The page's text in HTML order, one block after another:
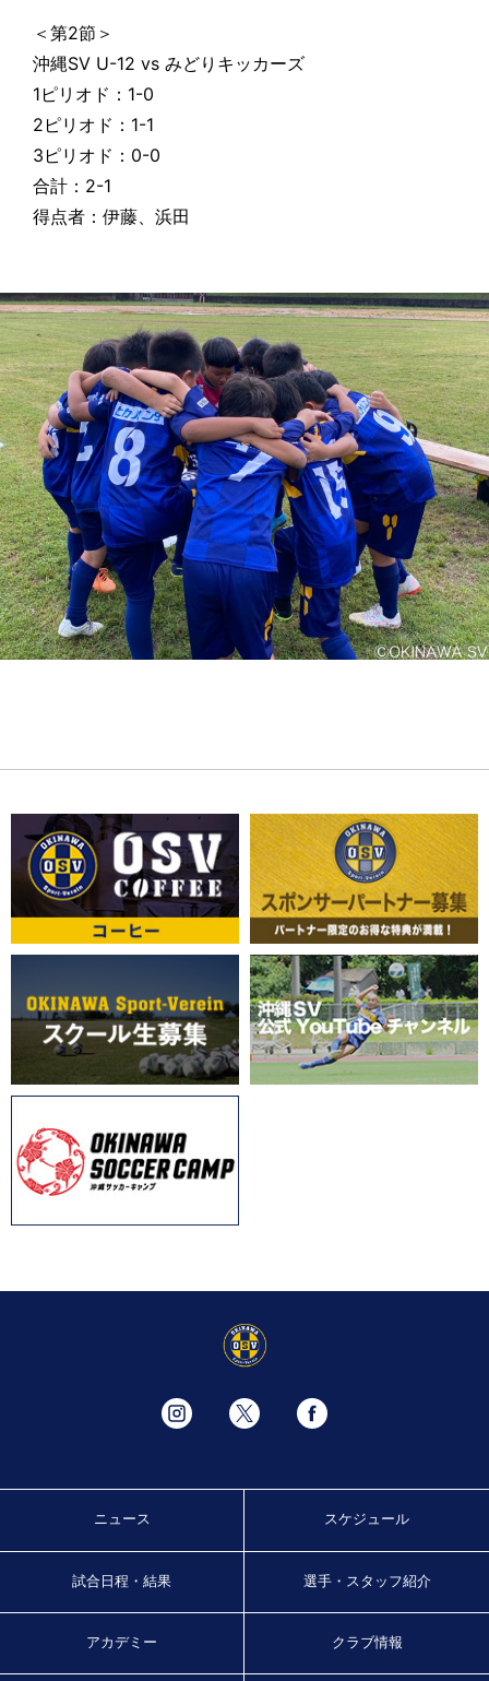
＜第2節＞
沖縄SV U-12 vs みどりキッカーズ
1ピリオド：1-0
2ピリオド：1-1
3ピリオド：0-0
合計：2-1
得点者：伊藤、浜田
ニュース スケジュール
試合日程・結果 選手・スタッフ紹介
アカデミー クラブ情報